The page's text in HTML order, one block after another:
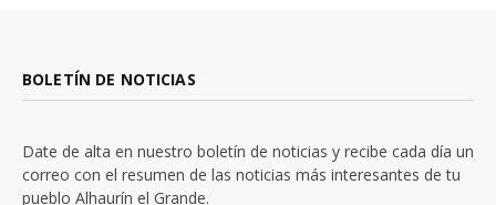
BOLETÍN DE NOTICIAS
Date de alta en nuestro boletín de noticias y recibe cada día un
correo con el resumen de las noticias más interesantes de tu
pueblo Alhaurín el Grande.